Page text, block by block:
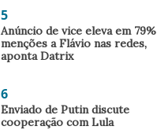
5
Anúncio de vice eleva em 79%
menções a Flávio nas redes,
aponta Datrix
6
Enviado de Putin discute
cooperação com Lula